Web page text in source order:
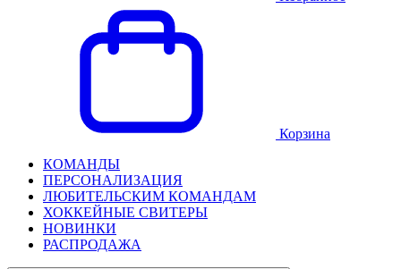
Корзина
КОМАНДЫ
ПЕРСОНАЛИЗАЦИЯ
ЛЮБИТЕЛЬСКИМ КОМАНДАМ
ХОККЕЙНЫЕ СВИТЕРЫ
НОВИНКИ
РАСПРОДАЖА